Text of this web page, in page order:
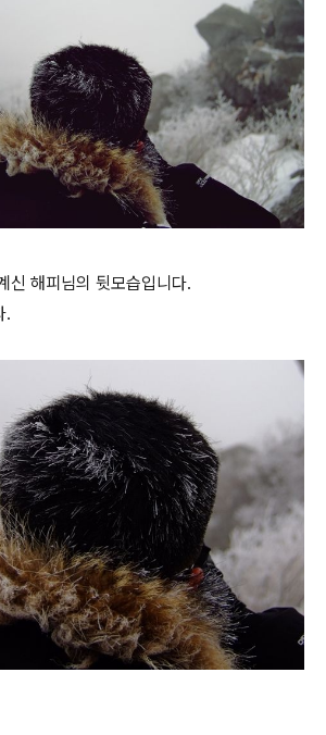
신 해피님의 뒷모습입니다.
.